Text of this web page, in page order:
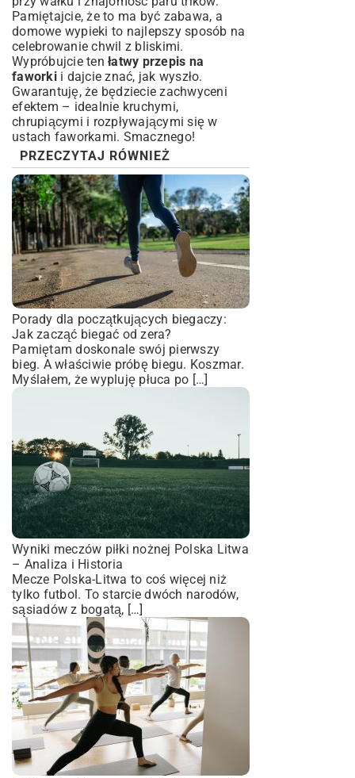
Pamiętajcie, że to ma być zabawa, a
domowe wypieki to najlepszy sposób na
celebrowanie chwil z bliskimi.
Wypróbujcie ten łatwy przepis na
faworkii dajcie znać, jak wyszło.
Gwarantuję, że będziecie zachwyceni
efektem – idealnie kruchymi,
chrupiącymi i rozpływającymi się w
ustach faworkami. Smacznego!
PRZECZYTAJ RÓWNIEŻ
Porady dla początkujących biegaczy:
Jak zacząć biegać od zera?
Pamiętam doskonale swój pierwszy
bieg. A właściwie próbę biegu. Koszmar.
Myślałem, że wypluję płuca po […]
Wyniki meczów piłki nożnej Polska Litwa
– Analiza i Historia
Mecze Polska-Litwa to coś więcej niż
tylko futbol. To starcie dwóch narodów,
sąsiadów z bogatą, […]